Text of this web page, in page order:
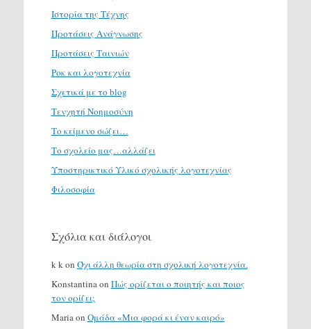
Ιστορία της Τέχνης
Προτάσεις Ανάγνωσης
Προτάσεις Ταινιών
Ροκ και λογοτεχνία
Σχετικά με το blog
Τενχητή Νοημοσύνη
Το κείμενο σώζει…
Το σχολείο μας…αλλάζει
Υποστηρικτικό Υλικό σχολικής λογοτεχνίας
Φιλοσοφία
Σχόλια και διάλογοι
k k on Όχι άλλη θεωρία στη σχολική λογοτεχνία.
Konstantina on Πώς ορίζεται ο ποιητής και ποιος
τον ορίζει;
Maria on Ομάδα «Μια φορά κι έναν καιρό»